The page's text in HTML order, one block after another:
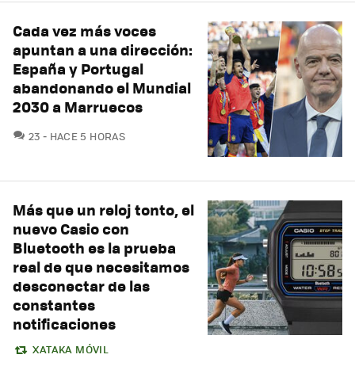
Cada vez más voces
apuntan a una dirección:
España y Portugal
abandonando el Mundial
2030 a Marruecos
23 COMENTARIOS
HACE 5 HORAS
Más que un reloj tonto, el
nuevo Casio con
Bluetooth es la prueba
real de que necesitamos
desconectar de las
constantes
notificaciones
XATAKA MÓVIL